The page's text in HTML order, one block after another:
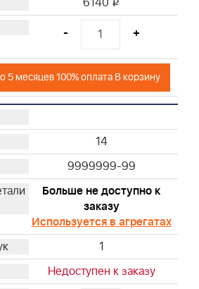
i
- +
5 месяцев 100% оплата В корзину
14
9999999-99
Больше не доступно к
заказу
Используется в агрегатах
1
Недоступен к заказу